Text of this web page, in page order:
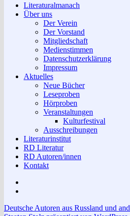
Literaturalmanach
Über uns
Der Verein
Der Vorstand
Mitgliedschaft
Medienstimmen
Datenschutzerklärung
Impressum
Aktuelles
Neue Bücher
Leseproben
Hörproben
Veranstaltungen
Kulturfestival
Ausschreibungen
Literaturinstitut
RD Literatur
RD Autoren/innen
Kontakt
Deutsche Autoren aus Russland und